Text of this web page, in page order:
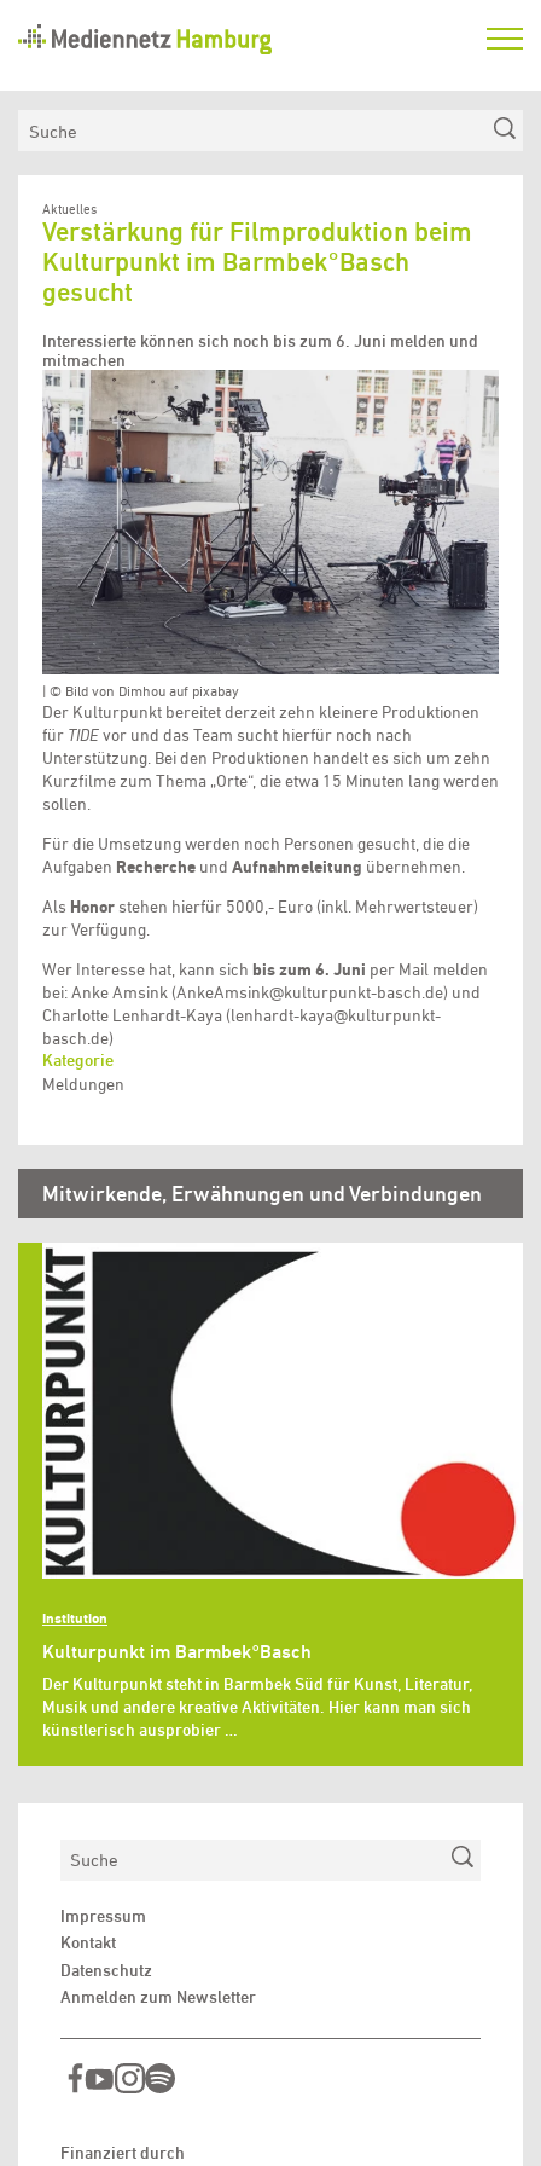
Hamburg
Aktuelles
Medienkompetenzfonds
Verein
Aktuelles
Verstärkung für Filmproduktion beim
Kulturpunkt im Barmbek°Basch
gesucht
Interessierte können sich noch bis zum 6. Juni melden und
mitmachen
Der Kulturpunkt bereitet derzeit zehn kleinere Produktionen
für TIDEvor und das Team sucht hierfür noch nach
Unterstützung. Bei den Produktionen handelt es sich um zehn
Kurzfilme zum Thema „Orte“, die etwa 15 Minuten lang werden
sollen.
Für die Umsetzung werden noch Personen gesucht, die die
Aufgaben Recherche und Aufnahmeleitung übernehmen.
Als Honor stehen hierfür 5000,- Euro (inkl. Mehrwertsteuer)
zur Verfügung.
Wer Interesse hat, kann sich bis zum 6. Juni per Mail melden
bei: Anke Amsink (AnkeAmsink@kulturpunkt-basch.de) und
Charlotte Lenhardt-Kaya (lenhardt-kaya@kulturpunkt-
basch.de)
| © Bild von Dimhou auf pixabay
Kategorie
Meldungen
Mitwirkende, Erwähnungen und Verbindungen
Institution
Kulturpunkt im Barmbek°Basch
Der Kulturpunkt steht in Barmbek Süd für Kunst, Literatur,
Musik und andere kreative Aktivitäten. Hier kann man sich
künstlerisch ausprobier …
Suchen
Impressum
Kontakt
Datenschutz
Anmelden zum Newsletter
Finanziert durch